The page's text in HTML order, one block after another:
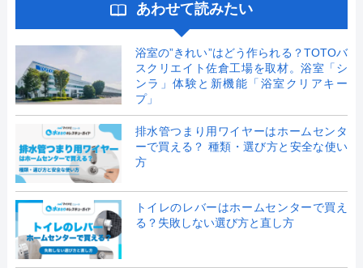
あわせて読みたい
浴室の”きれい”はどう作られる？TOTOバ
スクリエイト佐倉工場を取材。浴室「シ
ンラ」体験と新機能「浴室クリアキー
プ」
排水管つまり用ワイヤーはホームセンタ
ーで買える？ 種類・選び方と安全な使い
方
トイレのレバーはホームセンターで買え
る？失敗しない選び方と直し方